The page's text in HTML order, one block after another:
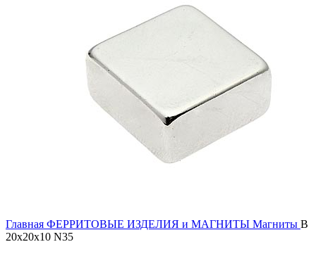
Главная ФЕРРИТОВЫЕ ИЗДЕЛИЯ и МАГНИТЫ Магниты B
20x20x10 N35